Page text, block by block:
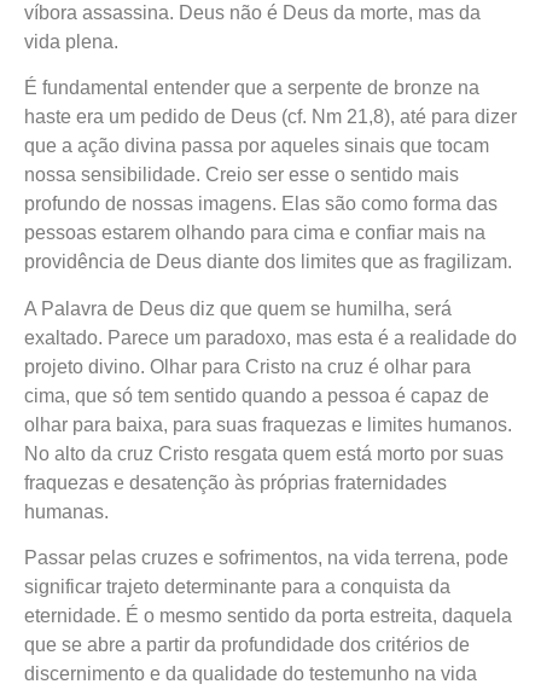
víbora assassina. Deus não é Deus da morte, mas da
vida plena.
É fundamental entender que a serpente de bronze na
haste era um pedido de Deus (cf. Nm 21,8), até para dizer
que a ação divina passa por aqueles sinais que tocam
nossa sensibilidade. Creio ser esse o sentido mais
profundo de nossas imagens. Elas são como forma das
pessoas estarem olhando para cima e confiar mais na
providência de Deus diante dos limites que as fragilizam.
A Palavra de Deus diz que quem se humilha, será
exaltado. Parece um paradoxo, mas esta é a realidade do
projeto divino. Olhar para Cristo na cruz é olhar para
cima, que só tem sentido quando a pessoa é capaz de
olhar para baixa, para suas fraquezas e limites humanos.
No alto da cruz Cristo resgata quem está morto por suas
fraquezas e desatenção às próprias fraternidades
humanas.
Passar pelas cruzes e sofrimentos, na vida terrena, pode
significar trajeto determinante para a conquista da
eternidade. É o mesmo sentido da porta estreita, daquela
que se abre a partir da profundidade dos critérios de
discernimento e da qualidade do testemunho na vida